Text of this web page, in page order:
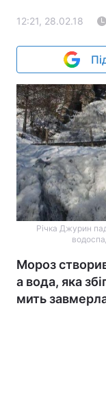
12:21, 28.02.18
Річка Джурин
Мороз
а вода, яка
мить